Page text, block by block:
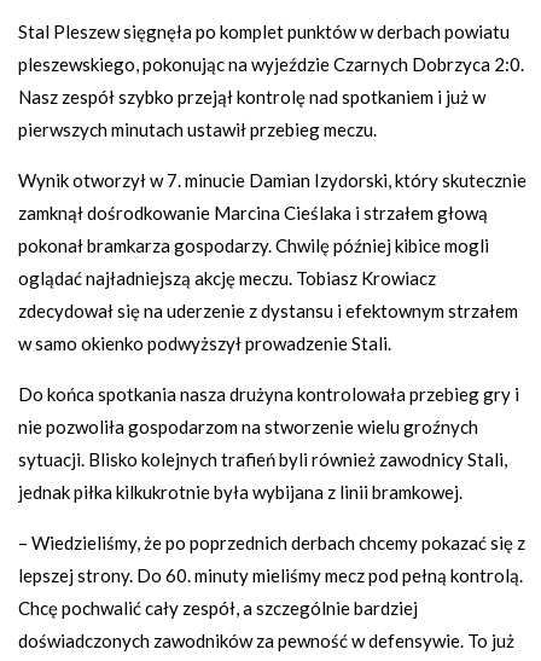
Stal Pleszew sięgnęła po komplet punktów w derbach powiatu
pleszewskiego, pokonując na wyjeździe Czarnych Dobrzyca 2:0.
Nasz zespół szybko przejął kontrolę nad spotkaniem i już w
pierwszych minutach ustawił przebieg meczu.
Wynik otworzył w 7. minucie Damian Izydorski, który skutecznie
zamknął dośrodkowanie Marcina Cieślaka i strzałem głową
pokonał bramkarza gospodarzy. Chwilę później kibice mogli
oglądać najładniejszą akcję meczu. Tobiasz Krowiacz
zdecydował się na uderzenie z dystansu i efektownym strzałem
w samo okienko podwyższył prowadzenie Stali.
Do końca spotkania nasza drużyna kontrolowała przebieg gry i
nie pozwoliła gospodarzom na stworzenie wielu groźnych
sytuacji. Blisko kolejnych trafień byli również zawodnicy Stali,
jednak piłka kilkukrotnie była wybijana z linii bramkowej.
– Wiedzieliśmy, że po poprzednich derbach chcemy pokazać się z
lepszej strony. Do 60. minuty mieliśmy mecz pod pełną kontrolą.
Chcę pochwalić cały zespół, a szczególnie bardziej
doświadczonych zawodników za pewność w defensywie. To już